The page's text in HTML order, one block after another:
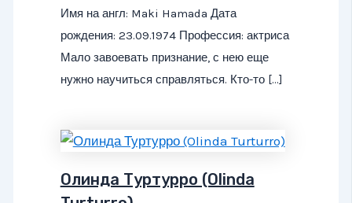
Имя на англ: Maki Hamada Дата
рождения: 23.09.1974 Профессия: актриса
Мало завоевать признание, с нею еще
нужно научиться справляться. Кто-то […]
Олинда Туртурро (Olinda